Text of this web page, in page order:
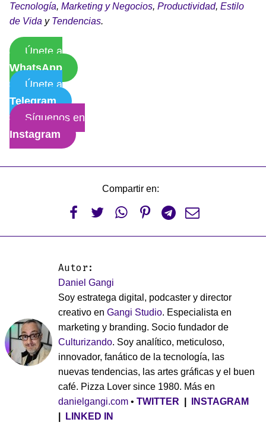
Tecnología, Marketing y Negocios, Productividad, Estilo
de Vida y Tendencias.
Únete a
WhatsApp
Únete a
Telegram
Síguenos en
Instagram
Compartir en:
     
Autor:
Daniel Gangi
Soy estratega digital, podcaster y director
creativo en Gangi Studio. Especialista en
marketing y branding. Socio fundador de
Culturizando. Soy analítico, meticuloso,
innovador, fanático de la tecnología, las
nuevas tendencias, las artes gráficas y el buen
café. Pizza Lover since 1980. Más en
danielgangi.com • TWITTER
INSTAGRAM
LINKED IN